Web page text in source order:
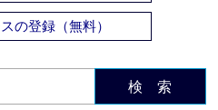
の登録（無料）
検 索